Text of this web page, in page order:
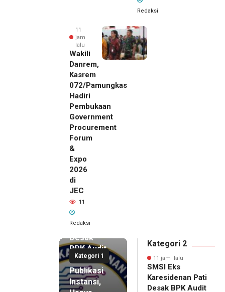
Redaksi
11
jam
lalu
Wakili
Danrem,
Kasrem
072/Pamungkas
Hadiri
Pembukaan
Government
Procurement
Forum
&
Expo
2026
di
JEC
11
Redaksi
Kategori 1
11 jam lalu
SMSI Eks
Karesidenan
Pati
Desak
BPK Audit
Dana
Publikasi
Instansi,
Kategori 2
11 jam lalu
SMSI Eks
Karesidenan Pati
Desak BPK Audit